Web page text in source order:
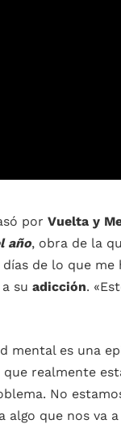
por Vuelta y
año, obra de la
de lo que me
su adicción.
mental es una
realmente
No
algo que nos va